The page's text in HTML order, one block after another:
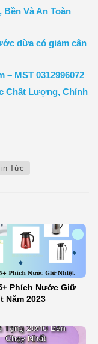
Và An Toàn
dừa có giảm cân
– MST 0312996072
Chất Lượng, Chính
Tức
Phích Nước Giữ
Năm 2023